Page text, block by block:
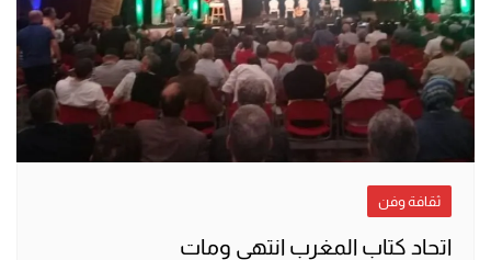
ثقافة وفن
اتحاد كتاب المغرب انتهى ومات